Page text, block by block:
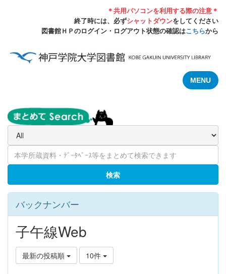
＊共用パソコンを利用する際の注意＊
終了時には、必ずシャットダウンをしてください
図書館ＨＰのログイン・ログアウト状態の確認はこちらから
MENU
検索
バックナンバー
子午線Web
最新の投稿順 10件